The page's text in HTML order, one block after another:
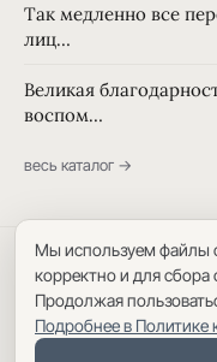
Так медленно все
лиц…
Великая
воспом…
весь каталог →
Политика
Мы используем файлы
корректно и для сбора
Продолжая
Подробнее в Политике